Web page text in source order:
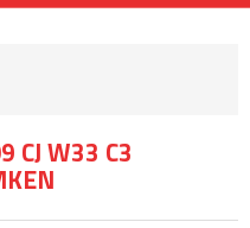
CJ W33 C3